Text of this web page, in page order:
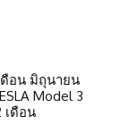
ดือน มิถุนายน
Model 3
เดือน